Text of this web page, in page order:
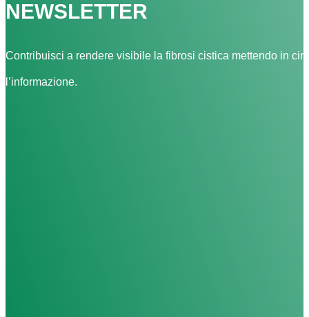
NEWSLETTER
Contribuisci a rendere visibile la fibrosi cistica mettendo in
l’informazione.